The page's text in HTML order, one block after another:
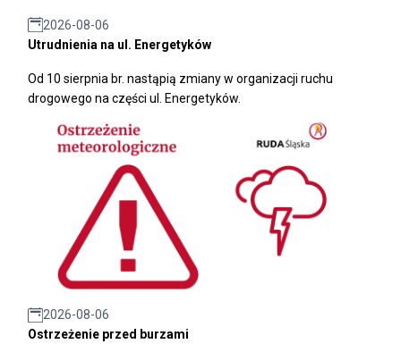
2026-08-06
Utrudnienia na ul. Energetyków
Od 10 sierpnia br. nastąpią zmiany w organizacji ruchu
drogowego na części ul. Energetyków.
2026-08-06
Ostrzeżenie przed burzami